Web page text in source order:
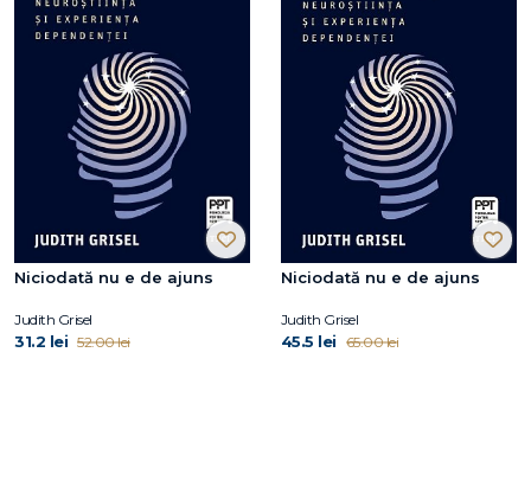
Niciodată nu e de ajuns
Judith Grisel
31.2 lei 52.00 lei
Niciodată nu e de ajuns
Judith Grisel
45.5 lei 65.00 lei